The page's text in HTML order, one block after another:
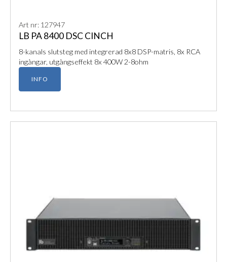
SUB 80 A kombinerar kraftfull prestanda med
flexibilitet och är idealisk för diskreta, professionella
ljudinstallationer.
Art nr: 127947
LB PA 8400 DSC CINCH
8-kanals slutsteg med integrerad 8x8 DSP-matris, 8x RCA
ingångar, utgångseffekt 8x 400W 2-8ohm
INFO